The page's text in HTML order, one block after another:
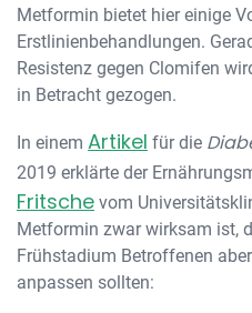
Metformin bietet hier einige
Erstlinienbehandlungen.
Resistenz gegen Clomifen
in Betracht gezogen.
In einem Artikel für die
2019 erklärte der
Fritsche vom
Metformin zwar wirksam ist,
Frühstadium Betroffenen
anpassen sollten: